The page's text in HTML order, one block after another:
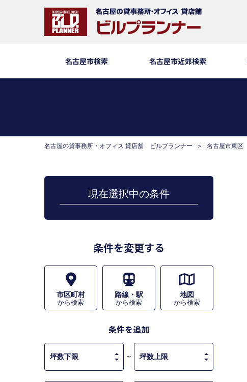
名古屋市検索 名古屋市近郊検索
名古屋の貸事務所・オフィス 貸店舗 ビルプランナー 名古屋市東区
現在選択中の条件
条件を変更する
市区町村
から検索
路線・駅
から検索
地図
から検索
条件を追加
～